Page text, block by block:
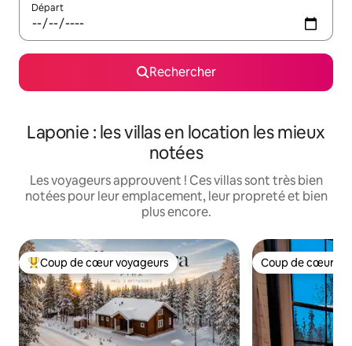
Départ
Rechercher
Laponie : les villas en location les mieux
notées
Les voyageurs approuvent ! Ces villas sont très bien
notées pour leur emplacement, leur propreté et bien
plus encore.
Coups de cœur voyageurs les plus appréciés
Coup de cœur voyageurs Coup de cœur
Coup de cœur